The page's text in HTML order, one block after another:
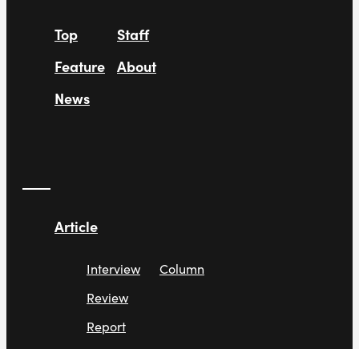
Top
Feature
News
Staff
About
Article
Interview
Review
Report
Column